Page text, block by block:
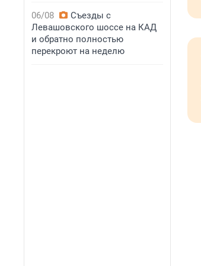
06/08
Съезды с
Левашовского шоссе на КАД
и обратно полностью
перекроют на неделю